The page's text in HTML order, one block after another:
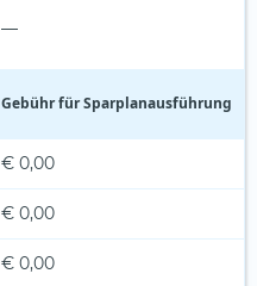
—
Gebühr für Sparplan­ausführung
€ 0,00
€ 0,00
€ 0,00